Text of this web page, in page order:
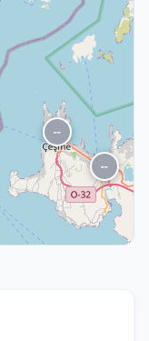
--
--